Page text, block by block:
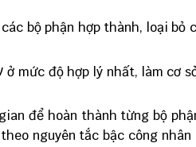
các bộ phận hợp thành, loại
mức độ hợp lý nhất, làm cơ
để hoàn thành từng bộ
nguyên tắc bậc công